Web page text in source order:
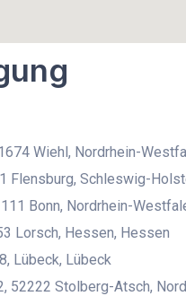
Wiehl, Nordrhein-
Flensburg, Schleswig-
Bonn, Nordrhein-
Lorsch, Hessen, Hessen
Lübeck, Lübeck
52222 Stolberg-Atsch,